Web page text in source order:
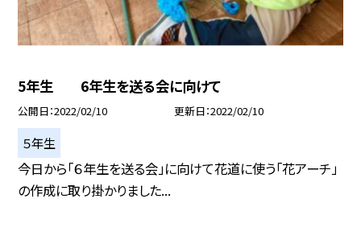
5年生 6年生を送る会に向けて
公開日 2022/02/10 更新日 2022/02/10
５年生
今日から「６年生を送る会」に向けて花道に使う「花アーチ」
の作成に取り掛かりました...